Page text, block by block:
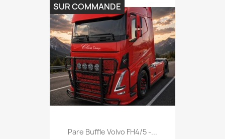
Pare Buffle Volvo FH4/5 -...
SUR COMMANDE